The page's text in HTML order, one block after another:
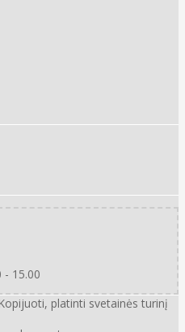
- 15.00
platinti svetainės turinį